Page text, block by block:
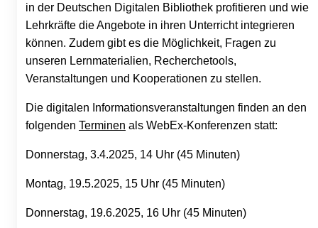
in der Deutschen Digitalen Bibliothek profitieren und wie
Lehrkräfte die Angebote in ihren Unterricht integrieren
können. Zudem gibt es die Möglichkeit, Fragen zu
unseren Lernmaterialien, Recherchetools,
Veranstaltungen und Kooperationen zu stellen.
Die digitalen Informationsveranstaltungen finden an den
folgenden Terminen als WebEx-Konferenzen statt:
Donnerstag, 3.4.2025, 14 Uhr (45 Minuten)
Montag, 19.5.2025, 15 Uhr (45 Minuten)
Donnerstag, 19.6.2025, 16 Uhr (45 Minuten)